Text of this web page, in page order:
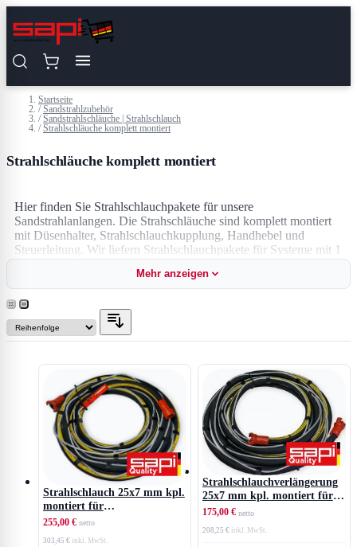
Startseite
/ Sandstrahlzubehör
/ Sandstrahlschläuche | Strahlschlauch
/ Strahlschläuche komplett montiert
Strahlschläuche komplett montiert
Hier finden Sie Strahlschlauchpakete für unsere
Sandstrahlanlangen. Die Strahschläuche sind komplett montiert
mit Düsenhalter, Strahlschlauchkupplung, Handhebel und
Steuerleitung. Wir liefern Strahlschlauchpakete für Systeme mit 1
Sollten sie den passenden Schlauch nicht gefunden haben,
kontaktieren Sie uns bitte. Gerne stellen wir Ihnen Ihr
persönliches Schlauchpaket nach Ihren Vorgaben zusammen.
Mehr anzeigen
Strahlschlauch 25x7 mm kpl.
montiert für
Sicherheitsabschaltung
303,45 €
255,00 €
Strahlschlauchverlängerung
25x7 mm kpl. montiert für
Sicherheitsabschaltung
208,25 €
175,00 €